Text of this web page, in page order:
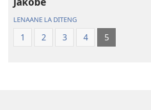
LENAANE LA DITENG
1 2 3 4 5